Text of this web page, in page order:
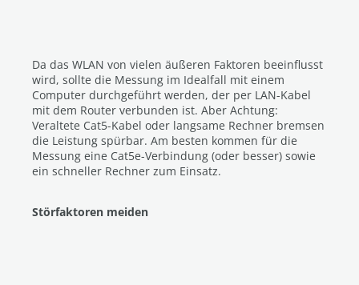
Da das WLAN von vielen äußeren Faktoren beeinflusst
wird, sollte die Messung im Idealfall mit einem
Computer durchgeführt werden, der per LAN-Kabel
mit dem Router verbunden ist. Aber Achtung:
Veraltete Cat5-Kabel oder langsame Rechner bremsen
die Leistung spürbar. Am besten kommen für die
Messung eine Cat5e-Verbindung (oder besser) sowie
ein schneller Rechner zum Einsatz.
Störfaktoren meiden